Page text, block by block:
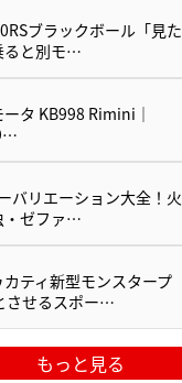
ブラックボール「見た
ると別モ…
ータ KB998 Rimini｜
バリエーション大全！火
・ゼファ…
ティ新型モンスタープ
させるスポー…
もっと見る